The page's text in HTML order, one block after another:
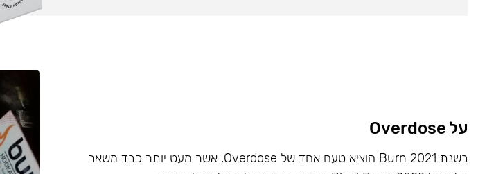
על Overdose
בשנת 2021 Burn הוציא טעם אחד של Overdose, אשר מעט יותר כבד משאר